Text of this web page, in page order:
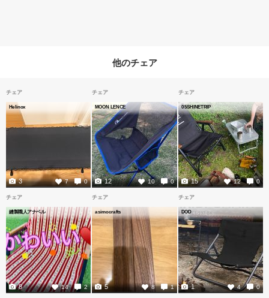
他のチェア
チェア
Helinox
7 0
3
チェア
MOON LENCE
10 0
12
チェア
05SHINETRIP
12 0
15
チェア
縫製職人アナベル
14 2
8
チェア
asimocrafts
8 1
5
チェア
DOD
4 0
1